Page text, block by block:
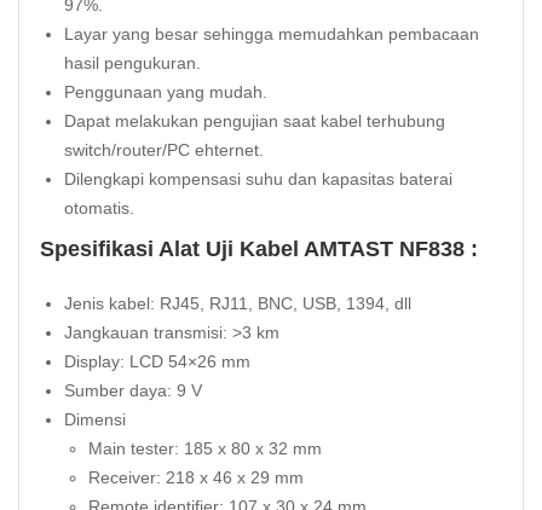
97%.
Layar yang besar sehingga memudahkan pembacaan
hasil pengukuran.
Penggunaan yang mudah.
Dapat melakukan pengujian saat kabel terhubung
switch/router/PC ehternet.
Dilengkapi kompensasi suhu dan kapasitas baterai
otomatis.
Spesifikasi Alat Uji Kabel AMTAST NF838 :
Jenis kabel: RJ45, RJ11, BNC, USB, 1394, dll
Jangkauan transmisi: >3 km
Display: LCD 54×26 mm
Sumber daya: 9 V
Dimensi
Main tester: 185 x 80 x 32 mm
Receiver: 218 x 46 x 29 mm